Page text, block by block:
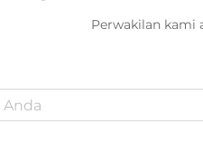
Perwakilan kami